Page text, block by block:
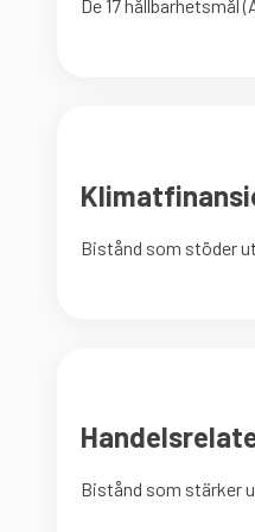
De 17 hållbarhetsmål
Bistånd som stöder
Bistånd som stärker